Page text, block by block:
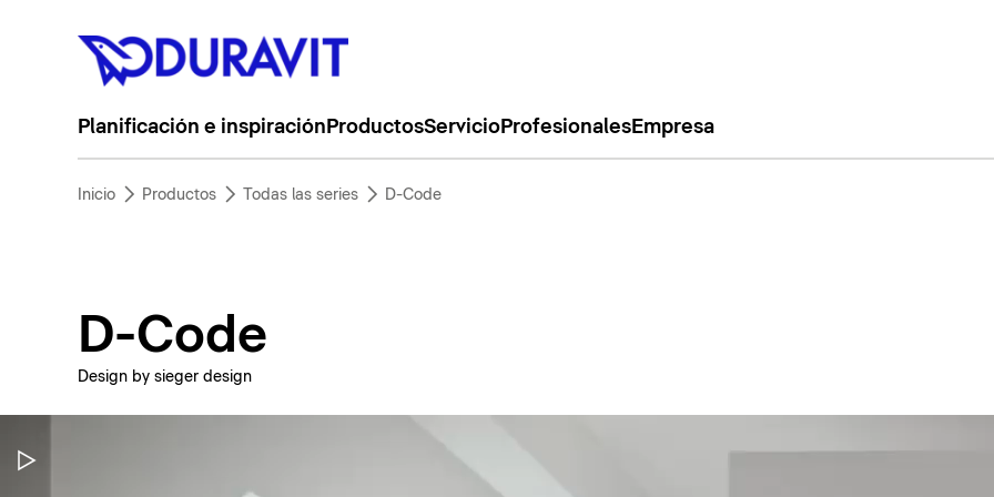
Planificación e inspiración ProductosServicioProfesionalesEmpresa
Inicio Productos Todas las series D-Code
D-Code
Design by sieger design
Pausar vídeo